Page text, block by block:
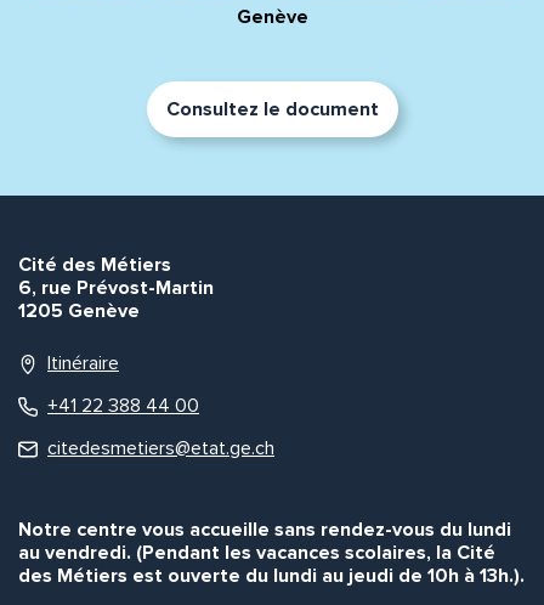
Genève
Consultez le document
Cité des Métiers
6, rue Prévost-Martin
1205 Genève
Itinéraire
+41 22 388 44 00
citedesmetiers@etat.ge.ch
Notre centre vous accueille sans rendez-vous du lundi
au vendredi. (Pendant les vacances scolaires, la Cité
des Métiers est ouverte du lundi au jeudi de 10h à 13h.).